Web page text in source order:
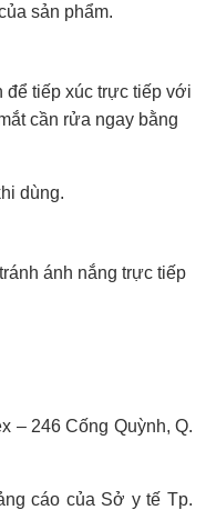
sản phẩm.
để tiếp xúc trực tiếp với
cần rửa ngay bằng
dùng.
ánh nắng trực tiếp
– 246 Cống Quỳnh, Q.
cáo của Sở y tế Tp.